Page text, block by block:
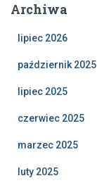
Archiwa
lipiec 2026
październik 2025
lipiec 2025
czerwiec 2025
marzec 2025
luty 2025